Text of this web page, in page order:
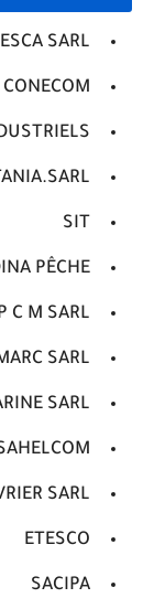
SARL
SIT
PÊCHE
C M SARL
SARL
SARL
SARL
ETESCO
SACIPA